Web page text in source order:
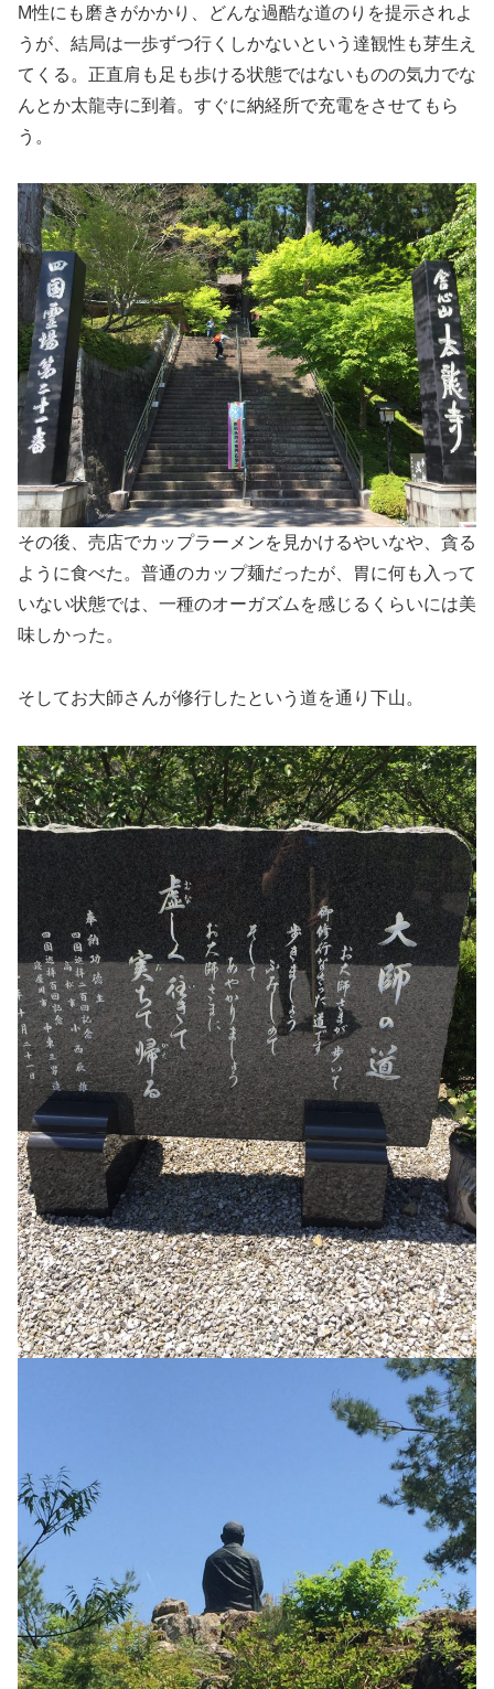
M性にも磨きがかかり、どんな過酷な道のりを提示されよ
うが、結局は一歩ずつ行くしかないという達観性も芽生え
てくる。正直肩も足も歩ける状態ではないものの気力でな
んとか太龍寺に到着。すぐに納経所で充電をさせてもら
う。
その後、売店でカップラーメンを見かけるやいなや、貪る
ように食べた。普通のカップ麺だったが、胃に何も入って
いない状態では、一種のオーガズムを感じるくらいには美
味しかった。
そしてお大師さんが修行したという道を通り下山。